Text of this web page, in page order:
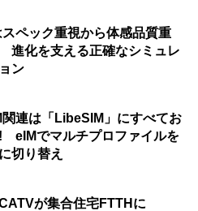
ペック重視から体感品質重
進化を支える正確なシミュレ
ン
関連は「LibeSIM」にすべてお
eIMでマルチプロファイルを
切り替え
が集合住宅FTTHに